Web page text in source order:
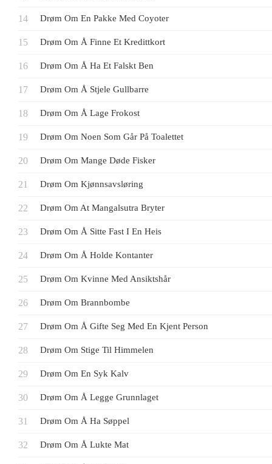
Drøm Om En Pakke Med Coyoter
Drøm Om Å Finne Et Kredittkort
Drøm Om Å Ha Et Falskt Ben
Drøm Om Å Stjele Gullbarre
Drøm Om Å Lage Frokost
Drøm Om Noen Som Går På Toalettet
Drøm Om Mange Døde Fisker
Drøm Om Kjønnsavsløring
Drøm Om At Mangalsutra Bryter
Drøm Om Å Sitte Fast I En Heis
Drøm Om Å Holde Kontanter
Drøm Om Kvinne Med Ansiktshår
Drøm Om Brannbombe
Drøm Om Å Gifte Seg Med En Kjent Person
Drøm Om Stige Til Himmelen
Drøm Om En Syk Kalv
Drøm Om Å Legge Grunnlaget
Drøm Om Å Ha Søppel
Drøm Om Å Lukte Mat